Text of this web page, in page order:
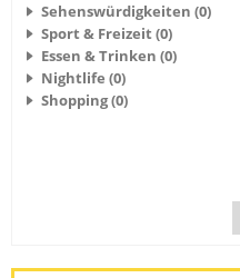
Sehenswürdigkeiten (0)
Sport & Freizeit (0)
Essen & Trinken (0)
Nightlife (0)
Shopping (0)